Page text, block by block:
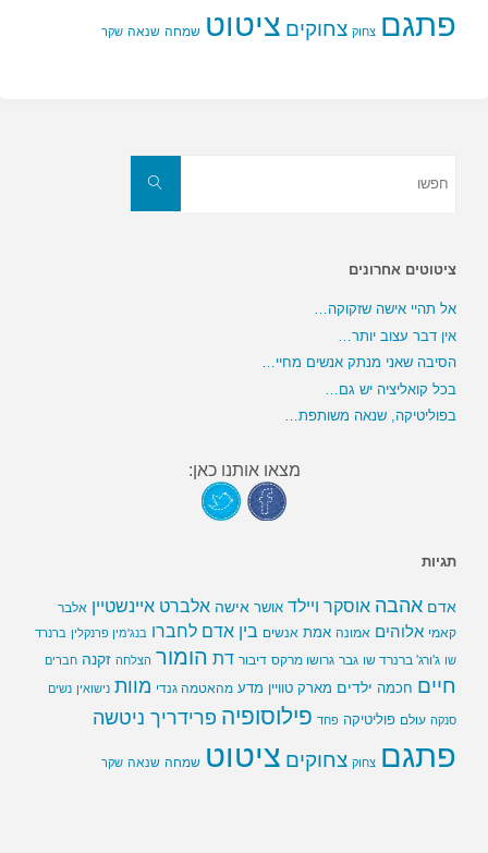
פתגם צחוק צחוקים ציטוט שמחה שנאה שקר
חפשו
ציטוטים אחרונים
אל תהיי אישה שזקוקה…
אין דבר עצוב יותר…
הסיבה שאני מנתק אנשים מחיי…
בכל קואליציה יש גם…
בפוליטיקה, שנאה משותפת…
מצאו אותנו כאן:
תגיות
אדם אהבה אוסקר ויילד אושר אישה אלברט איינשטיין אלבר
קאמי אלוהים אמונה אמת אנשים בין אדם לחברו בנג'מין פרנקלין ברנרד
שו ג'ורג' ברנרד שו גבר גרושו מרקס דיבור דת הומור הצלחה זקנה חברים
חיים חכמה ילדים מארק טוויין מדע מהאטמה גנדי מוות נישואין נשים
סנקה עולם פוליטיקה פחד פילוסופיה פרידריך ניטשה
פתגם צחוק צחוקים ציטוט שמחה שנאה שקר